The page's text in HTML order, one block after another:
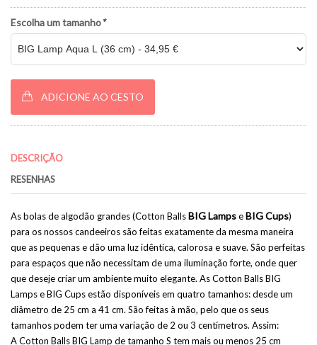
Escolha um tamanho*
ADICIONE AO CESTO
DESCRIÇÃO
RESENHAS
As bolas de algodão grandes (Cotton BallsBIG LampseBIG Cups)
para os nossos candeeiros são feitas exatamente da mesma maneira
que as pequenas e dão uma luz idêntica, calorosa e suave. São perfeitas
para espaços que não necessitam de uma iluminação forte, onde quer
que deseje criar um ambiente muito elegante. As Cotton Balls BIG
Lamps e BIG Cups estão disponíveis em quatro tamanhos: desde um
diâmetro de 25 cm a 41 cm. São feitas à mão, pelo que os seus
tamanhos podem ter uma variação de 2 ou 3 centímetros. Assim:
A Cotton Balls BIG Lamp de tamanho S tem mais ou menos 25 cm